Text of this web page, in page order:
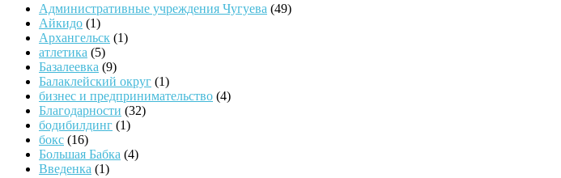
Административные учреждения Чугуева (49)
Айкидо (1)
Архангельск (1)
атлетика (5)
Базалеевка (9)
Балаклейский округ (1)
бизнес и предпринимательство (4)
Благодарности (32)
бодибилдинг (1)
бокс (16)
Большая Бабка (4)
Введенка (1)